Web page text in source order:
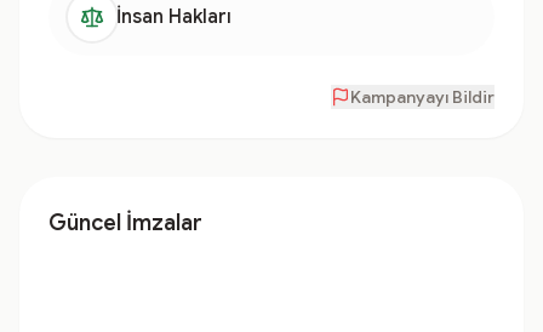
İnsan Hakları
Kampanyayı Bildir
Güncel İmzalar